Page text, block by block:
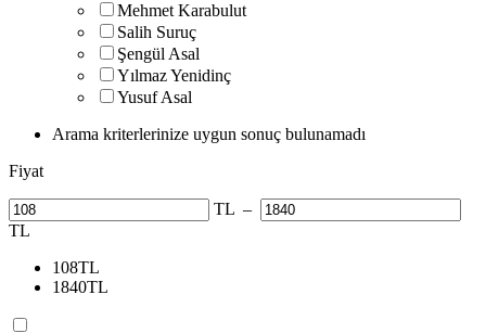
Mehmet Karabulut
Salih Suruç
Şengül Asal
Yılmaz Yenidinç
Yusuf Asal
Arama kriterlerinize uygun sonuç bulunamadı
Fiyat
TL –
TL
108TL
1840TL